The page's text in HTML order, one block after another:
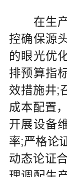
在生产
控确保源
的眼光优
排预算指
效措施井;
成本配置
开展设备
率;严格论
动态论证